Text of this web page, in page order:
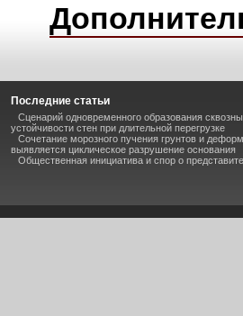
Последние статьи
Сценарий одновременного образования
устойчивости стен при длительной перегрузке
Сочетание морозного пучения грунтов и
выявляется циклическое разрушение основания
Общественная инициатива и спор о